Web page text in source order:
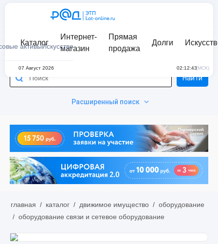
активыИскусство
Каталог
Интернет-
магазин
Прямая
продажа
Долги
07 Август 2026 02:12:43(МСК)
Расширенный поиск
Найти
главная / каталог / движимое имущество / оборудование
/ оборудование связи и сетевое оборудование